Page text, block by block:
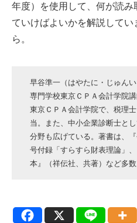
年度）を使用して、何が読
ていけばよいかを解説してい
ら。
早谷準一（はやたに・じゅんい
専門学校東京ＣＰＡ会計学院
東京ＣＰＡ会計学院で、税理
当。また、中小企業診断士と
分野も広げている。著書は、
号付録「すらすら財表理論」
本』（祥伝社、共著）など多数